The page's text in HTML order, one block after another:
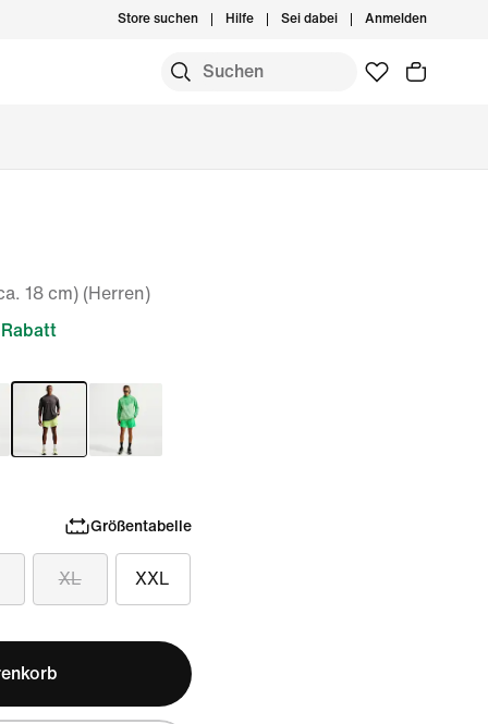
Store suchen Hilfe Sei dabei Anmelden
18 cm) (Herren)
Größentabelle
XL XXL